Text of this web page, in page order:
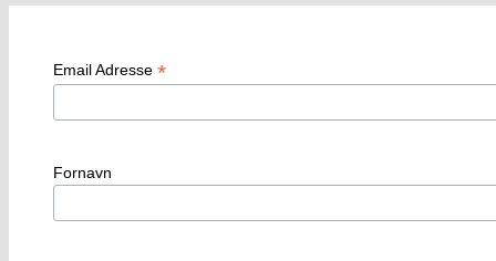
Email Adresse *
Fornavn